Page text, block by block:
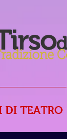
DI TEATRO